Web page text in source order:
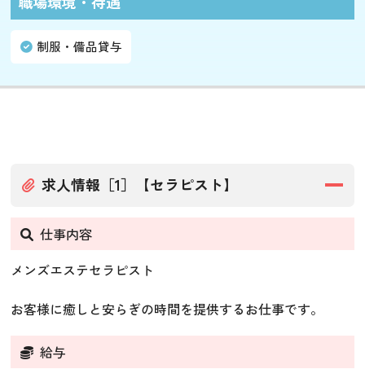
制服・備品貸与
求人情報［1］【セラピスト】
仕事内容
メンズエステセラピスト
お客様に癒しと安らぎの時間を提供するお仕事です。
給与